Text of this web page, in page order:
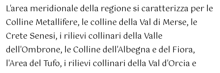
L'area meridionale della regione si caratterizza per le
Colline Metallifere, le colline della Val di Merse, le
Crete Senesi, i rilievi collinari della Valle
dell'Ombrone, le Colline dell'Albegna e del Fiora,
l'Area del Tufo, i rilievi collinari della Val d'Orcia e